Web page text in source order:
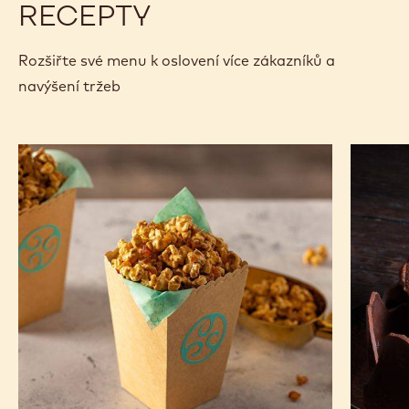
RECEPTY
Rozšiřte své menu k oslovení více zákazníků a
navýšení tržeb
ČOKOLÁDOVÝ
POPCORN